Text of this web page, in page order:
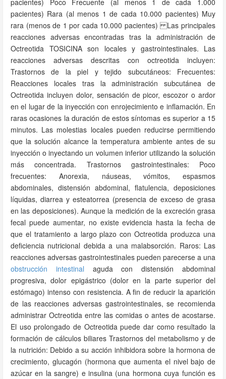
pacientes) Poco Frecuente (al menos 1 de cada 1.000
pacientes) Rara (al menos 1 de cada 10.000 pacientes) Muy
rara (menos de 1 por cada 10.000 pacientes) Las principales
reacciones adversas encontradas tras la administración de
Octreotida TOSICINA son locales y gastrointestinales. Las
reacciones adversas descritas con octreotida incluyen:
Trastornos de la piel y tejido subcutáneos: Frecuentes:
Reacciones locales tras la administración subcutánea de
Octreotida incluyen dolor, sensación de picor, escozor o ardor
en el lugar de la inyección con enrojecimiento e inflamación. En
raras ocasiones la duración de estos síntomas es superior a 15
minutos. Las molestias locales pueden reducirse permitiendo
que la solución alcance la temperatura ambiente antes de su
inyección o inyectando un volumen inferior utilizando la solución
más concentrada. Trastornos gastrointestinales: Poco
frecuentes: Anorexia, náuseas, vómitos, espasmos
abdominales, distensión abdominal, flatulencia, deposiciones
líquidas, diarrea y esteatorrea (presencia de exceso de grasa
en las deposiciones). Aunque la medición de la excreción grasa
fecal puede aumentar, no existe evidencia hasta la fecha de
que el tratamiento a largo plazo con Octreotida produzca una
deficiencia nutricional debida a una malabsorción. Raros: Las
reacciones adversas gastrointestinales pueden parecerse a una
obstrucción intestinal aguda con distensión abdominal
progresiva, dolor epigástrico (dolor en la parte superior del
estómago) intenso con resistencia. A fin de reducir la aparición
de las reacciones adversas gastrointestinales, se recomienda
administrar Octreotida entre las comidas o antes de acostarse.
El uso prolongado de Octreotida puede dar como resultado la
formación de cálculos biliares Trastornos del metabolismo y de
la nutrición: Debido a su acción inhibidora sobre la hormona de
crecimiento, glucagón (hormona que aumenta el nivel bajo de
azúcar en la sangre) e insulina (una hormona cuya función es